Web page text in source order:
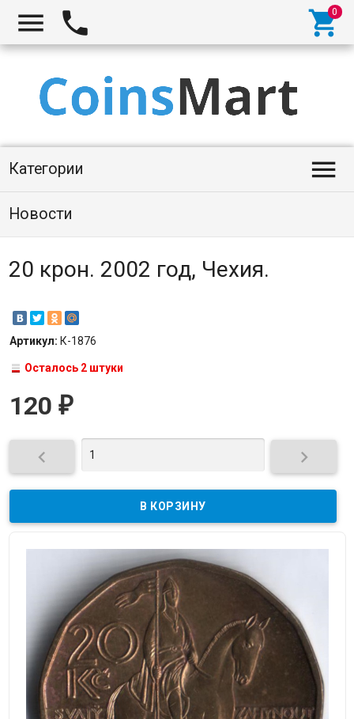
  
Категории 
Новости
20 крон. 2002 год, Чехия.
Артикул: К-1876
Осталось 2 штуки
120 ₽
 